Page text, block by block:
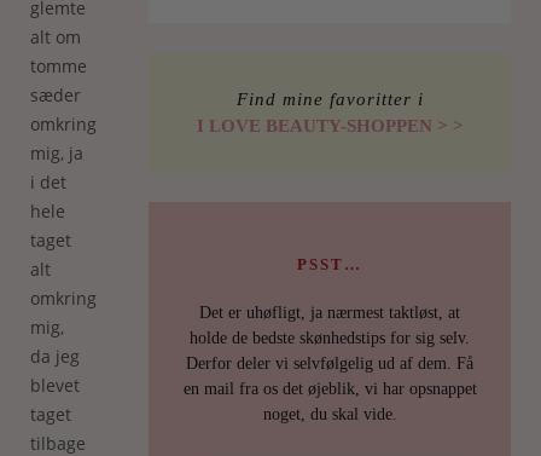
glemte
alt om
tomme
sæder
omkring
mig, ja
i det
hele
taget
alt
omkring
mig,
da jeg
blevet
taget
tilbage
Find mine favoritter i
I LOVE BEAUTY-SHOPPEN > >
PSST…
Det er uhøfligt, ja nærmest taktløst, at
holde de bedste skønhedstips for sig selv.
Derfor deler vi selvfølgelig ud af dem. Få
en mail fra os det øjeblik, vi har opsnappet
noget, du skal vide.